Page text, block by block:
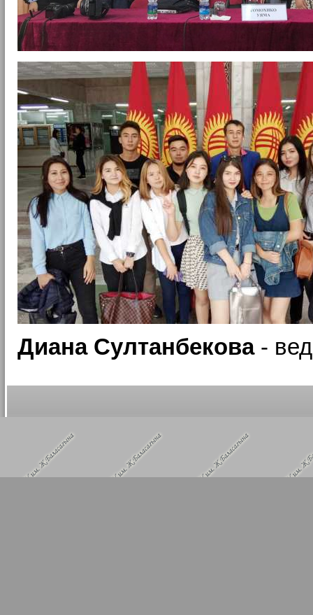
Диана Султанбекова-